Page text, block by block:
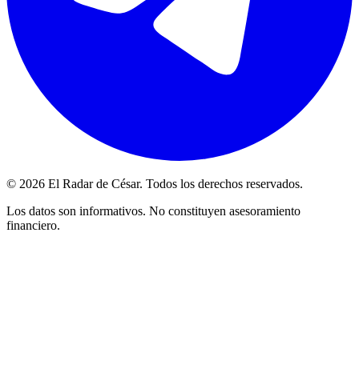
© 2026 El Radar de César. Todos los derechos reservados.
Los datos son informativos. No constituyen asesoramiento
financiero.